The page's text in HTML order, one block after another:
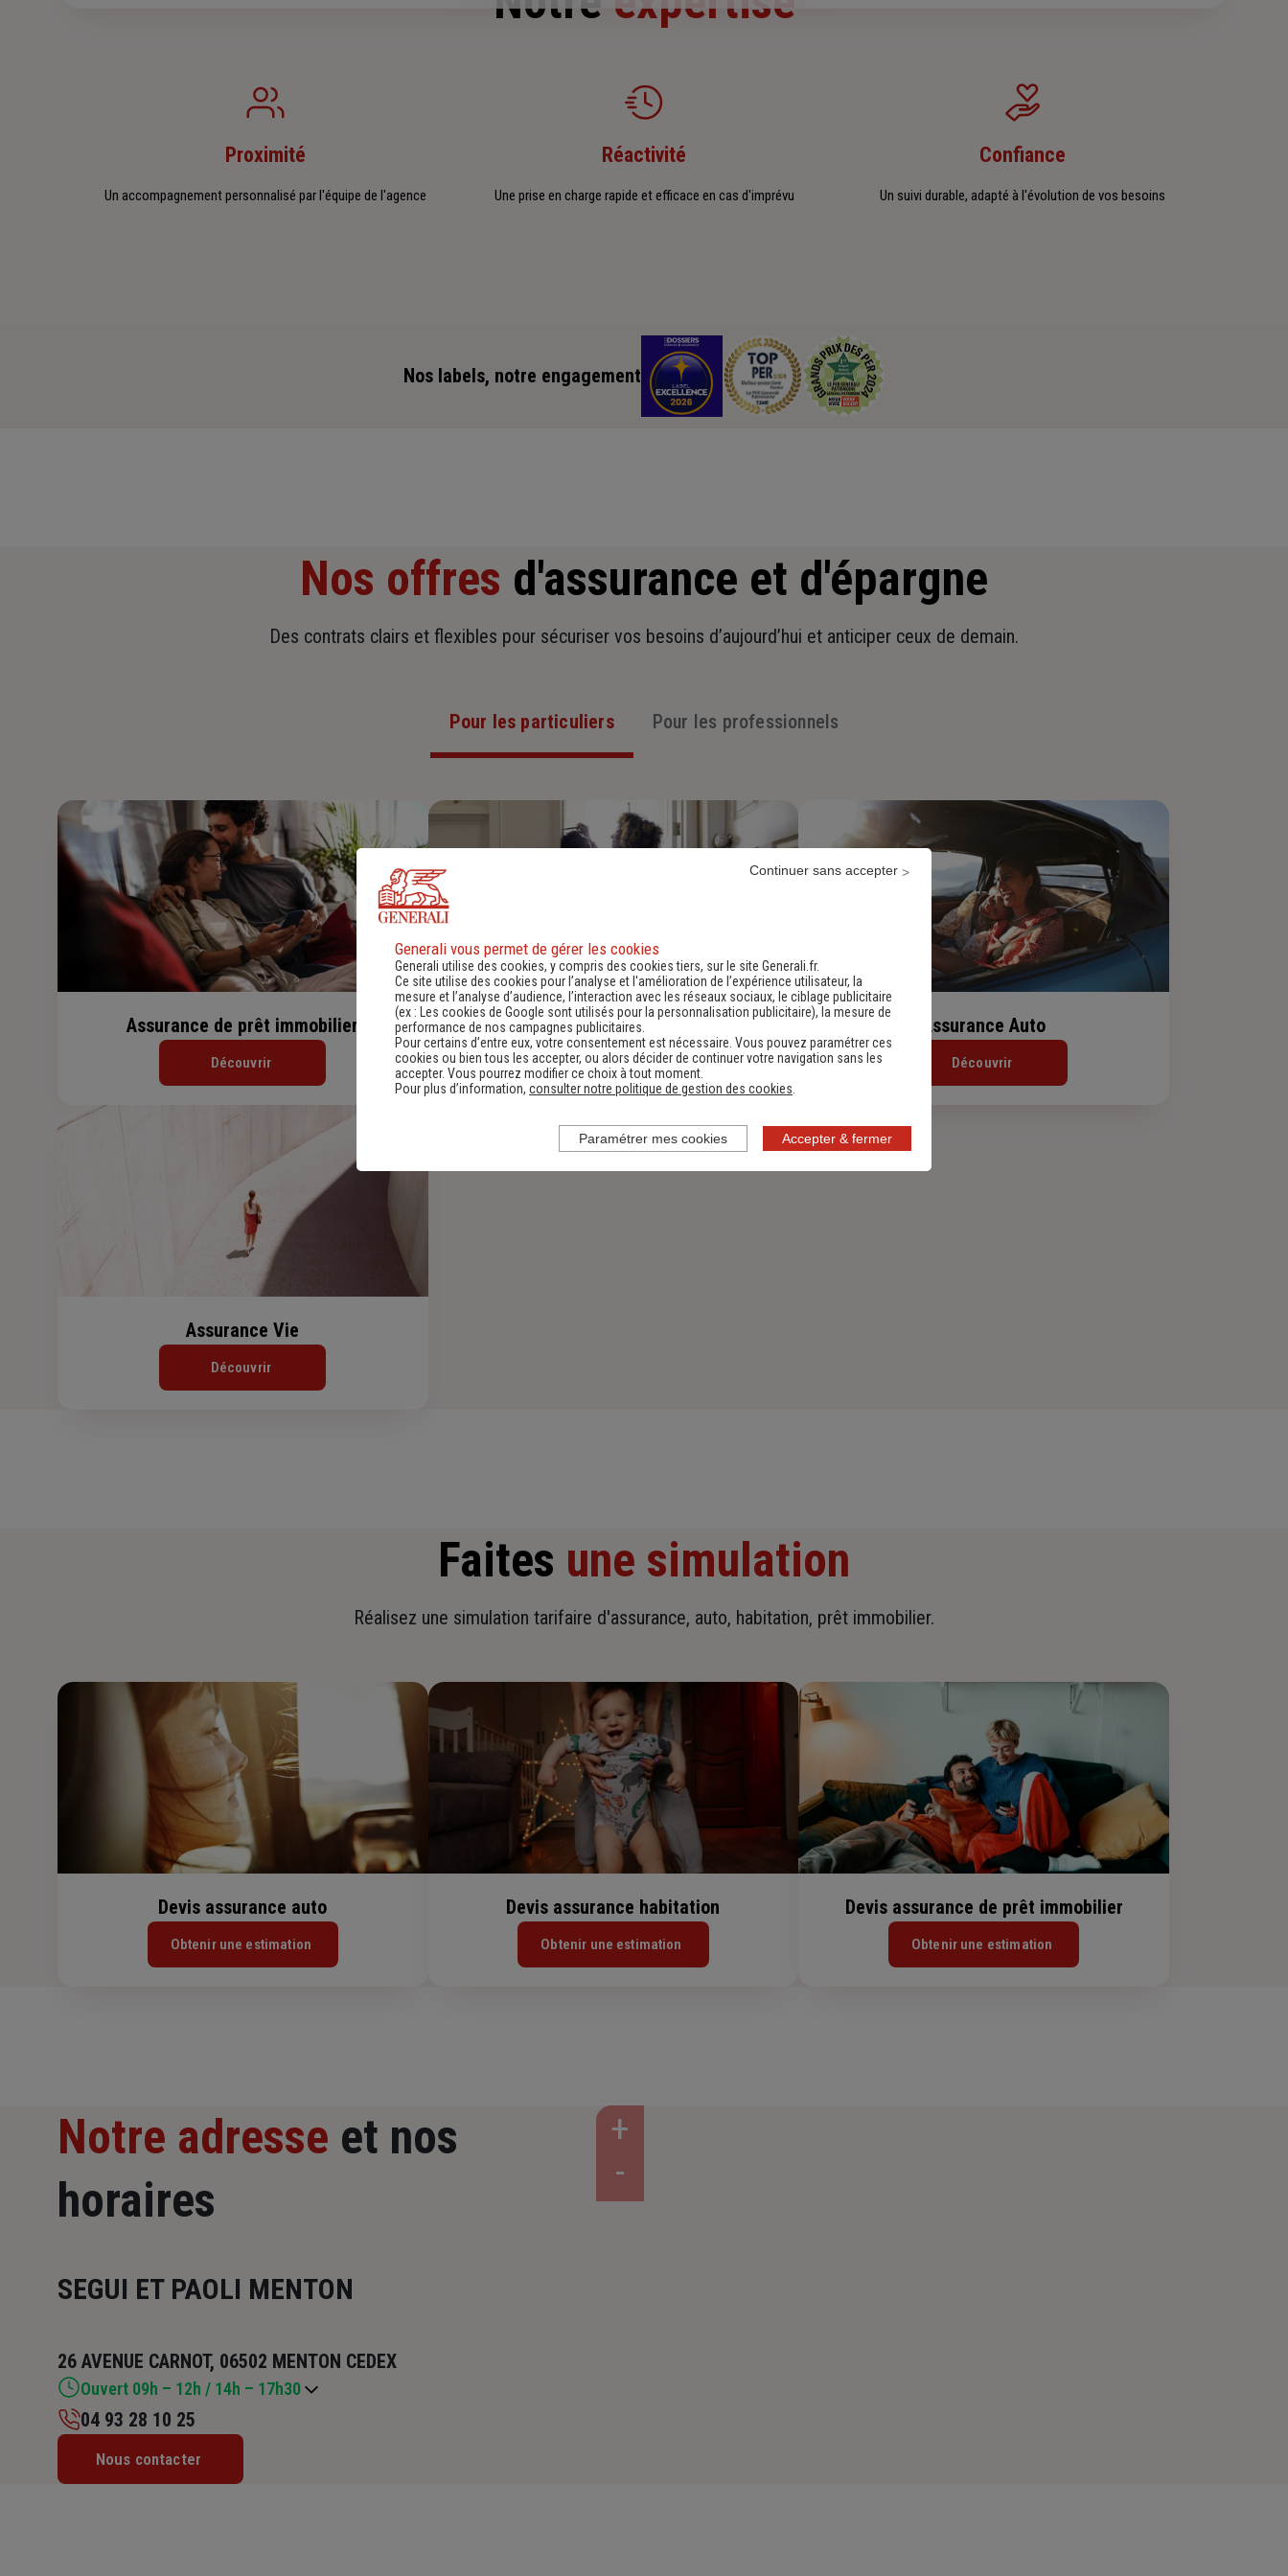
Proximité
Un accompagnement personnalisé par l'équipe de l'agence
Réactivité
Une prise en charge rapide et efficace en cas d'imprévu
Confiance
Un suivi durable, adapté à l'évolution de vos besoins
Nos labels, notre engagement
Nos offres d'assurance et d'épargne
Des contrats clairs et flexibles pour sécuriser vos besoins d’aujourd’hui et anticiper ceux de demain.
Pour les particuliers Pour les professionnels
Assurance de prêt immobilier
Découvrir
Assurance Habitation
Découvrir
Assurance Auto
Découvrir
Assurance Vie
Découvrir
Faites une simulation
Réalisez une simulation tarifaire d'assurance, auto, habitation, prêt immobilier.
Devis assurance auto
Obtenir une estimation
Devis assurance habitation
Obtenir une estimation
Devis assurance de prêt immobilier
Obtenir une estimation
Notre adresse et nos
horaires
SEGUI ET PAOLI MENTON
26 AVENUE CARNOT, 06502 MENTON CEDEX
Ouvert 09h – 12h / 14h – 17h30
Lundi : 09h – 12h / 14h – 18h
Mardi : 09h – 12h / 14h – 18h
04 93 28 10 25
Nous contacter
Generali vous permet de gérer les cookies
Generali utilise des cookies, y compris des cookies tiers, sur le site Generali.fr.
Ce site utilise des cookies pour l’analyse et l'amélioration de l’expérience utilisateur, la
mesure et l’analyse d’audience, l’interaction avec les réseaux sociaux, le ciblage publicitaire
(ex : Les cookies de Google sont utilisés pour la personnalisation publicitaire), la mesure de
performance de nos campagnes publicitaires.
Pour certains d’entre eux, votre consentement est nécessaire. Vous pouvez paramétrer ces
cookies ou bien tous les accepter, ou alors décider de continuer votre navigation sans les
accepter. Vous pourrez modifier ce choix à tout moment.
Pour plus d’information, consulter notre politique de gestion des cookies.
Accepter & fermer
Continuer sans accepter
Paramétrer mes cookies